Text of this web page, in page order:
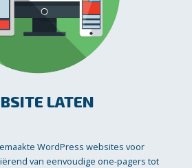
LATEN
WordPress websites voor
van eenvoudige one-pagers tot